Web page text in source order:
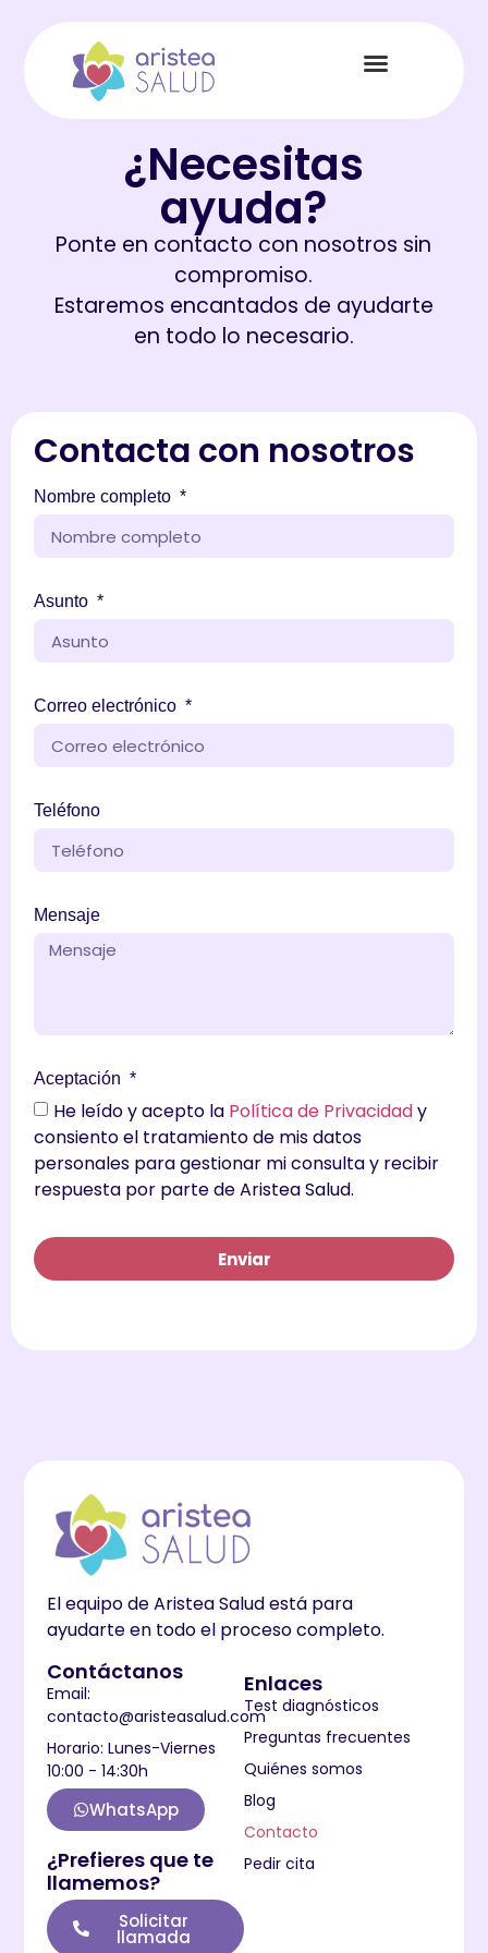
¿Necesitas
ayuda?
Ponte en contacto con nosotros sin
compromiso.
Estaremos encantados de ayudarte
en todo lo necesario.
Contacta con nosotros
Nombre completo
Asunto
Correo electrónico
Teléfono
Mensaje
Aceptación
He leído y acepto la Política de Privacidady
consiento el tratamiento de mis datos
personales para gestionar mi consulta y recibir
respuesta por parte de Aristea Salud.
Enviar
El equipo de Aristea Salud está para
ayudarte en todo el proceso completo.
Enlaces
Test diagnósticos
Preguntas frecuentes
Quiénes somos
Blog
Contacto
Pedir cita
Contáctanos
Email:
contacto@aristeasalud.com
Horario: Lunes-Viernes
10:00 - 14:30h
WhatsApp
¿Prefieres que te
llamemos?
Solicitar
llamada